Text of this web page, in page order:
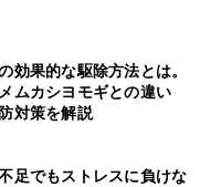
効果的な駆除方法とは。
ムカシヨモギとの違い
対策を解説
足でもストレスに負けな